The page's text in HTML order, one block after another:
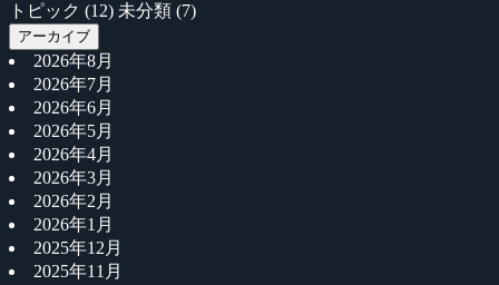
トピック (12) 未分類 (7)
アーカイブ
2026年8月
2026年7月
2026年6月
2026年5月
2026年4月
2026年3月
2026年2月
2026年1月
2025年12月
2025年11月